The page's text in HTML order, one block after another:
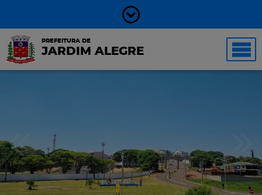
PREFEITURA DE
JARDIM ALEGRE